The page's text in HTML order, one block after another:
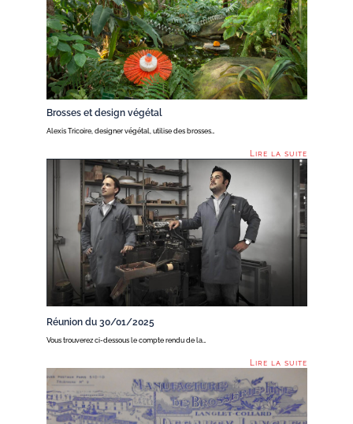
Brosses et design végétal
Alexis Tricoire, designer végétal, utilise des brosses…
Lire la suite
Réunion du 30/01/2025
Vous trouverez ci-dessous le compte rendu de la…
Lire la suite